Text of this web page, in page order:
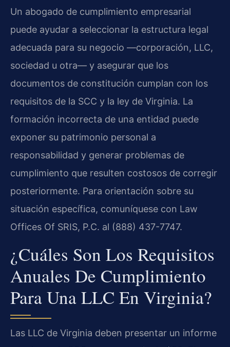
Un abogado de cumplimiento empresarial
puede ayudar a seleccionar la estructura legal
adecuada para su negocio —corporación, LLC,
sociedad u otra— y asegurar que los
documentos de constitución cumplan con los
requisitos de la SCC y la ley de Virginia. La
formación incorrecta de una entidad puede
exponer su patrimonio personal a
responsabilidad y generar problemas de
cumplimiento que resulten costosos de corregir
posteriormente. Para orientación sobre su
situación específica, comuníquese con Law
Offices Of SRIS, P.C. al (888) 437-7747.
¿Cuáles Son Los Requisitos
Anuales De Cumplimiento
Para Una LLC En Virginia?
Las LLC de Virginia deben presentar un informe